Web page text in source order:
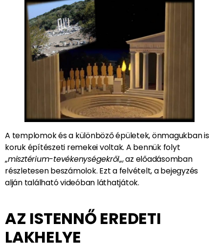
A templomok és a különböző épületek, önmagukban is
koruk építészeti remekei voltak. A bennük folyt
„misztérium-tevékenységekről„, az előadásomban
részletesen beszámolok. Ezt a felvételt, a bejegyzés
alján található videóban láthatjátok.
AZ ISTENNŐ EREDETI
LAKHELYE